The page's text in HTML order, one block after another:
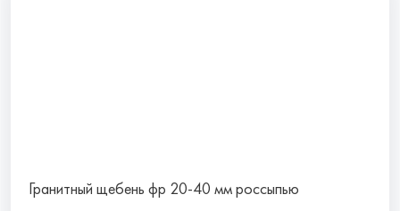
Гранитный щебень фр 20-40 мм россыпью